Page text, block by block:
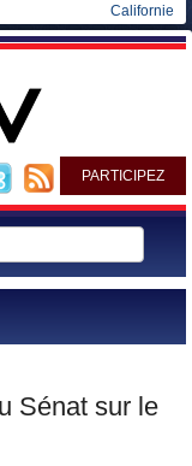
Californie
PARTICIPEZ
Sénat sur le